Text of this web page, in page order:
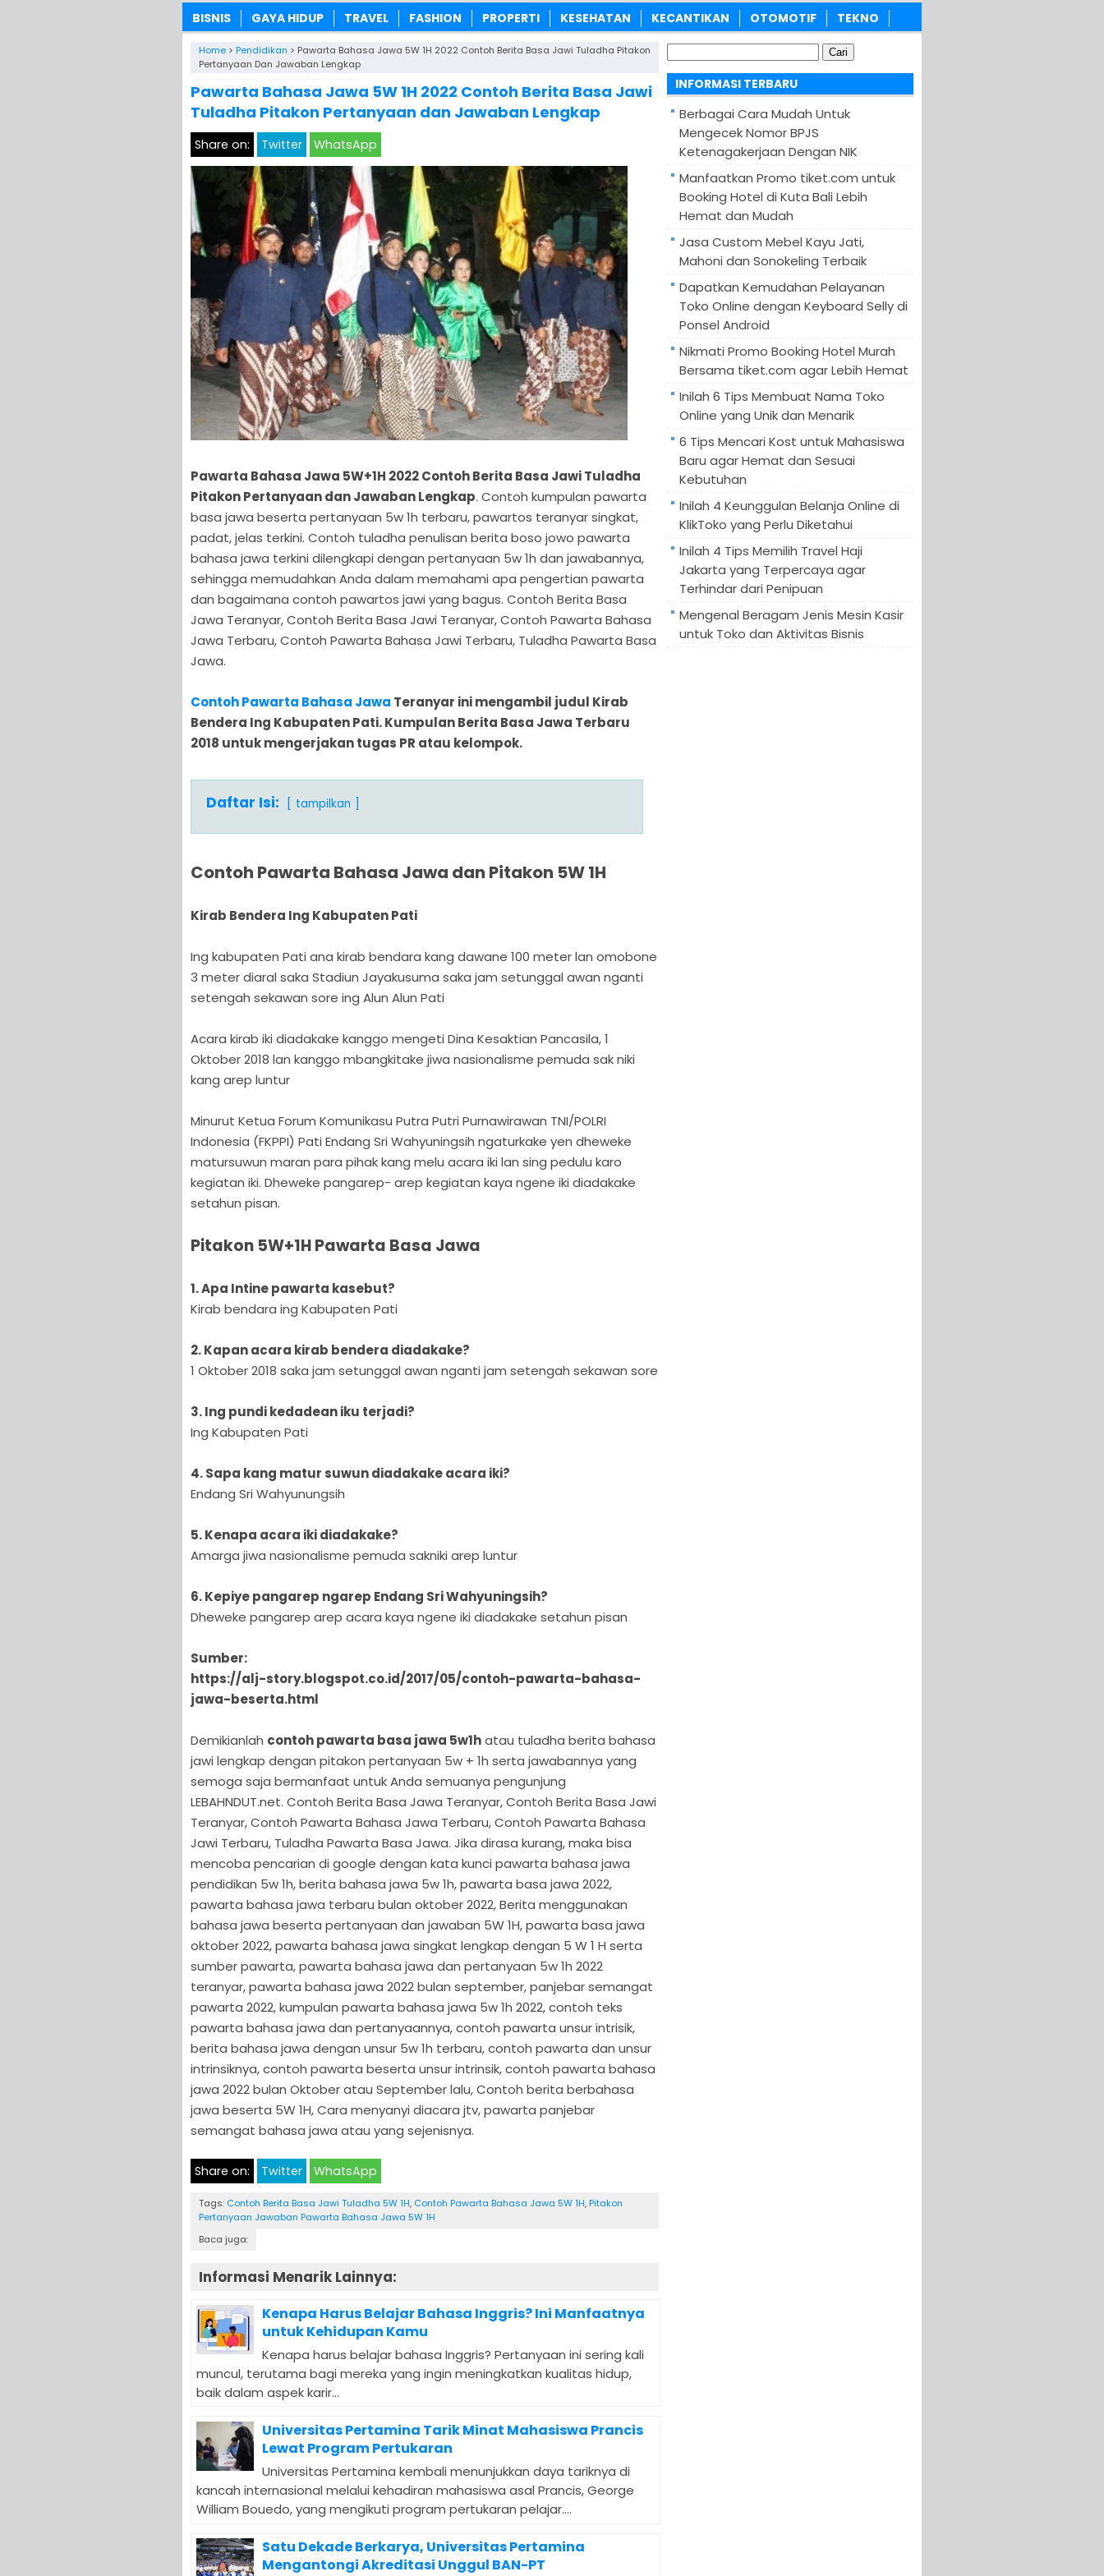
BISNIS GAYA HIDUP TRAVEL FASHION PROPERTI KESEHATAN KECANTIKAN OTOMOTIF TEKNO
Home > Pendidikan > Pawarta Bahasa Jawa 5W 1H 2022 Contoh Berita Basa Jawi Tuladha Pitakon
Pertanyaan Dan Jawaban Lengkap
Pawarta Bahasa Jawa 5W 1H 2022 Contoh Berita Basa Jawi
Tuladha Pitakon Pertanyaan dan Jawaban Lengkap
Share on: Twitter WhatsApp
Pawarta Bahasa Jawa 5W+1H 2022 Contoh Berita Basa Jawi Tuladha
Pitakon Pertanyaan dan Jawaban Lengkap. Contoh kumpulan pawarta
basa jawa beserta pertanyaan 5w 1h terbaru, pawartos teranyar singkat,
padat, jelas terkini. Contoh tuladha penulisan berita boso jowo pawarta
bahasa jawa terkini dilengkapi dengan pertanyaan 5w 1h dan jawabannya,
sehingga memudahkan Anda dalam memahami apa pengertian pawarta
dan bagaimana contoh pawartos jawi yang bagus. Contoh Berita Basa
Jawa Teranyar, Contoh Berita Basa Jawi Teranyar, Contoh Pawarta Bahasa
Jawa Terbaru, Contoh Pawarta Bahasa Jawi Terbaru, Tuladha Pawarta Basa
Jawa.
Contoh Pawarta Bahasa Jawa Teranyar ini mengambil judul Kirab
Bendera Ing Kabupaten Pati. Kumpulan Berita Basa Jawa Terbaru
2018 untuk mengerjakan tugas PR atau kelompok.
Daftar Isi: tampilkan
Contoh Pawarta Bahasa Jawa dan Pitakon 5W 1H
Kirab Bendera Ing Kabupaten Pati
Ing kabupaten Pati ana kirab bendara kang dawane 100 meter lan omobone
3 meter diaral saka Stadiun Jayakusuma saka jam setunggal awan nganti
setengah sekawan sore ing Alun Alun Pati
Acara kirab iki diadakake kanggo mengeti Dina Kesaktian Pancasila, 1
Oktober 2018 lan kanggo mbangkitake jiwa nasionalisme pemuda sak niki
kang arep luntur
Minurut Ketua Forum Komunikasu Putra Putri Purnawirawan TNI/POLRI
Indonesia (FKPPI) Pati Endang Sri Wahyuningsih ngaturkake yen dheweke
matursuwun maran para pihak kang melu acara iki lan sing pedulu karo
kegiatan iki. Dheweke pangarep- arep kegiatan kaya ngene iki diadakake
setahun pisan.
Pitakon 5W+1H Pawarta Basa Jawa
1. Apa Intine pawarta kasebut?
Kirab bendara ing Kabupaten Pati
2. Kapan acara kirab bendera diadakake?
1 Oktober 2018 saka jam setunggal awan nganti jam setengah sekawan sore
3. Ing pundi kedadean iku terjadi?
Ing Kabupaten Pati
4. Sapa kang matur suwun diadakake acara iki?
Endang Sri Wahyunungsih
5. Kenapa acara iki diadakake?
Amarga jiwa nasionalisme pemuda sakniki arep luntur
6. Kepiye pangarep ngarep Endang Sri Wahyuningsih?
Dheweke pangarep arep acara kaya ngene iki diadakake setahun pisan
Sumber:
https://alj-story.blogspot.co.id/2017/05/contoh-pawarta-bahasa-
jawa-beserta.html
Demikianlah contoh pawarta basa jawa 5w1hatau tuladha berita bahasa
jawi lengkap dengan pitakon pertanyaan 5w + 1h serta jawabannya yang
semoga saja bermanfaat untuk Anda semuanya pengunjung
LEBAHNDUT.net. Contoh Berita Basa Jawa Teranyar, Contoh Berita Basa Jawi
Teranyar, Contoh Pawarta Bahasa Jawa Terbaru, Contoh Pawarta Bahasa
Jawi Terbaru, Tuladha Pawarta Basa Jawa. Jika dirasa kurang, maka bisa
mencoba pencarian di google dengan kata kunci pawarta bahasa jawa
pendidikan 5w 1h, berita bahasa jawa 5w 1h, pawarta basa jawa 2022,
pawarta bahasa jawa terbaru bulan oktober 2022, Berita menggunakan
bahasa jawa beserta pertanyaan dan jawaban 5W 1H, pawarta basa jawa
oktober 2022, pawarta bahasa jawa singkat lengkap dengan 5 W 1 H serta
sumber pawarta, pawarta bahasa jawa dan pertanyaan 5w 1h 2022
teranyar, pawarta bahasa jawa 2022 bulan september, panjebar semangat
pawarta 2022, kumpulan pawarta bahasa jawa 5w 1h 2022, contoh teks
pawarta bahasa jawa dan pertanyaannya, contoh pawarta unsur intrisik,
berita bahasa jawa dengan unsur 5w 1h terbaru, contoh pawarta dan unsur
intrinsiknya, contoh pawarta beserta unsur intrinsik, contoh pawarta bahasa
jawa 2022 bulan Oktober atau September lalu, Contoh berita berbahasa
jawa beserta 5W 1H, Cara menyanyi diacara jtv, pawarta panjebar
semangat bahasa jawa atau yang sejenisnya.
Share on: Twitter WhatsApp
Tags: Contoh Berita Basa Jawi Tuladha 5W 1H, Contoh Pawarta Bahasa Jawa 5W 1H, Pitakon
Pertanyaan Jawaban Pawarta Bahasa Jawa 5W 1H
Baca juga:
Informasi Menarik Lainnya:
Kenapa Harus Belajar Bahasa Inggris? Ini Manfaatnya
untuk Kehidupan Kamu
Kenapa harus belajar bahasa Inggris? Pertanyaan ini sering kali
muncul, terutama bagi mereka yang ingin meningkatkan kualitas hidup,
baik dalam aspek karir...
Universitas Pertamina Tarik Minat Mahasiswa Prancis
Lewat Program Pertukaran
Universitas Pertamina kembali menunjukkan daya tariknya di
kancah internasional melalui kehadiran mahasiswa asal Prancis, George
William Bouedo, yang mengikuti program pertukaran pelajar....
Satu Dekade Berkarya, Universitas Pertamina
Mengantongi Akreditasi Unggul BAN-PT
untuk:
INFORMASI TERBARU
Berbagai Cara Mudah Untuk
Mengecek Nomor BPJS
Ketenagakerjaan Dengan NIK
Manfaatkan Promo tiket.com untuk
Booking Hotel di Kuta Bali Lebih
Hemat dan Mudah
Jasa Custom Mebel Kayu Jati,
Mahoni dan Sonokeling Terbaik
Dapatkan Kemudahan Pelayanan
Toko Online dengan Keyboard Selly di
Ponsel Android
Nikmati Promo Booking Hotel Murah
Bersama tiket.com agar Lebih Hemat
Inilah 6 Tips Membuat Nama Toko
Online yang Unik dan Menarik
6 Tips Mencari Kost untuk Mahasiswa
Baru agar Hemat dan Sesuai
Kebutuhan
Inilah 4 Keunggulan Belanja Online di
KlikToko yang Perlu Diketahui
Inilah 4 Tips Memilih Travel Haji
Jakarta yang Terpercaya agar
Terhindar dari Penipuan
Mengenal Beragam Jenis Mesin Kasir
untuk Toko dan Aktivitas Bisnis